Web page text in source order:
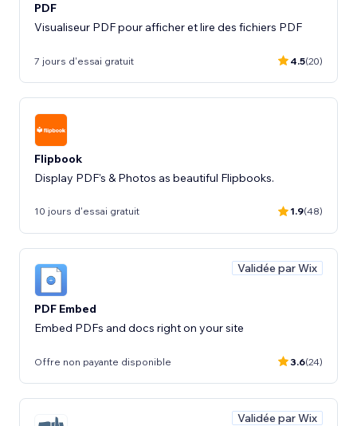
PDF
Visualiseur PDF pour afficher et lire des fichiers PDF
7 jours d'essai gratuit 4.5(20)
Flipbook
Display PDF's & Photos as beautiful Flipbooks.
10 jours d'essai gratuit 1.9(48)
Validée par Wix
PDF Embed
Embed PDFs and docs right on your site
Offre non payante disponible 3.6(24)
Validée par Wix